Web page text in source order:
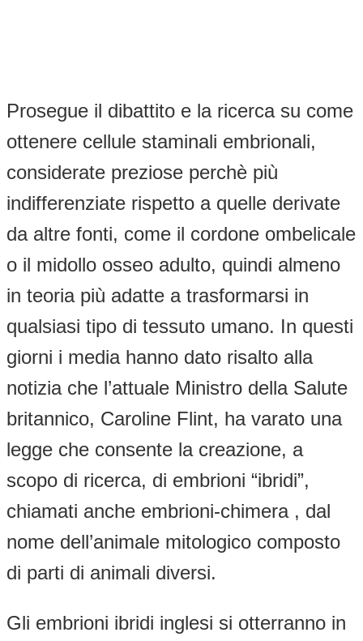
Prosegue il dibattito e la ricerca su come
ottenere cellule staminali embrionali,
considerate preziose perchè più
indifferenziate rispetto a quelle derivate
da altre fonti, come il cordone ombelicale
o il midollo osseo adulto, quindi almeno
in teoria più adatte a trasformarsi in
qualsiasi tipo di tessuto umano. In questi
giorni i media hanno dato risalto alla
notizia che l’attuale Ministro della Salute
britannico, Caroline Flint, ha varato una
legge che consente la creazione, a
scopo di ricerca, di embrioni “ibridi”,
chiamati anche embrioni-chimera , dal
nome dell’animale mitologico composto
di parti di animali diversi.
Gli embrioni ibridi inglesi si otterranno in